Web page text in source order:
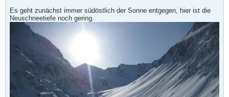
Es geht zunächst immer südöstlich der Sonne entgegen, hier ist die
Neuschneetiefe noch gering.